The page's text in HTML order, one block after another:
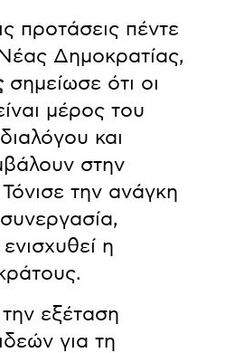
προτάσεις πέντε
Δημοκρατίας,
σημείωσε ότι οι
μέρος του
και
στην
την ανάγκη
η
εξέταση
για τη